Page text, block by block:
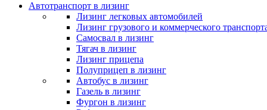
Автотранспорт в лизинг
Лизинг легковых автомобилей
Лизинг грузового и коммерческого
Самосвал в лизинг
Тягач в лизинг
Лизинг прицепа
Полуприцеп в лизинг
Автобус в лизинг
Газель в лизинг
Фургон в лизинг